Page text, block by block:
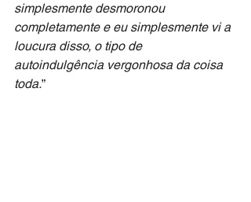
simplesmente desmoronou
completamente e eu simplesmente vi a
loucura disso, o tipo de
autoindulgência vergonhosa da coisa
toda.”